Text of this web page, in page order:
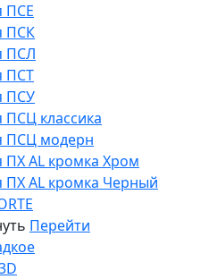
ПСЕ
ПСК
ПСЛ
ПСТ
ПСУ
ПСЦ классика
ПСЦ модерн
ПХ AL кромка Хром
ПХ AL кромка Черный
Перейти